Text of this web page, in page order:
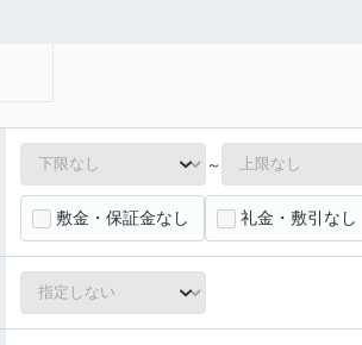
～
敷金・保証金なし 礼金・敷引なし